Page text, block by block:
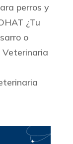
perros y
¿Tu
o
Veterinaria